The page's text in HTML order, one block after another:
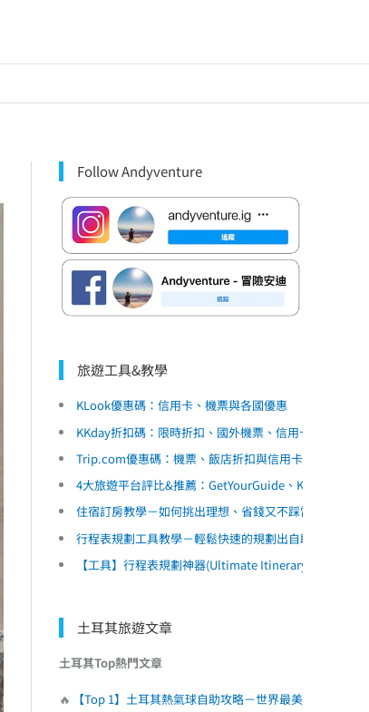
Follow Andyventure
旅遊工具&教學
KLook優惠碼：信用卡、機票與各國優惠
KKday折扣碼：限時折扣、國外機票、信用卡優惠
Trip.com優惠碼：機票、飯店折扣與信用卡優惠
4大旅遊平台評比&推薦：GetYourGuide、Klook、
住宿訂房教學－如何挑出理想、省錢又不踩雷的民宿和
行程表規劃工具教學－輕鬆快速的規劃出自助旅遊行程
【工具】行程表規劃神器(Ultimate Itinerary Planner)
土耳其旅遊文章
土耳其Top熱門文章
【Top 1】土耳其熱氣球自助攻略－世界最美